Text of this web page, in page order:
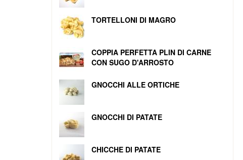
TORTELLONI DI MAGRO
COPPIA PERFETTA PLIN DI CARNE
CON SUGO D'ARROSTO
GNOCCHI ALLE ORTICHE
GNOCCHI DI PATATE
CHICCHE DI PATATE